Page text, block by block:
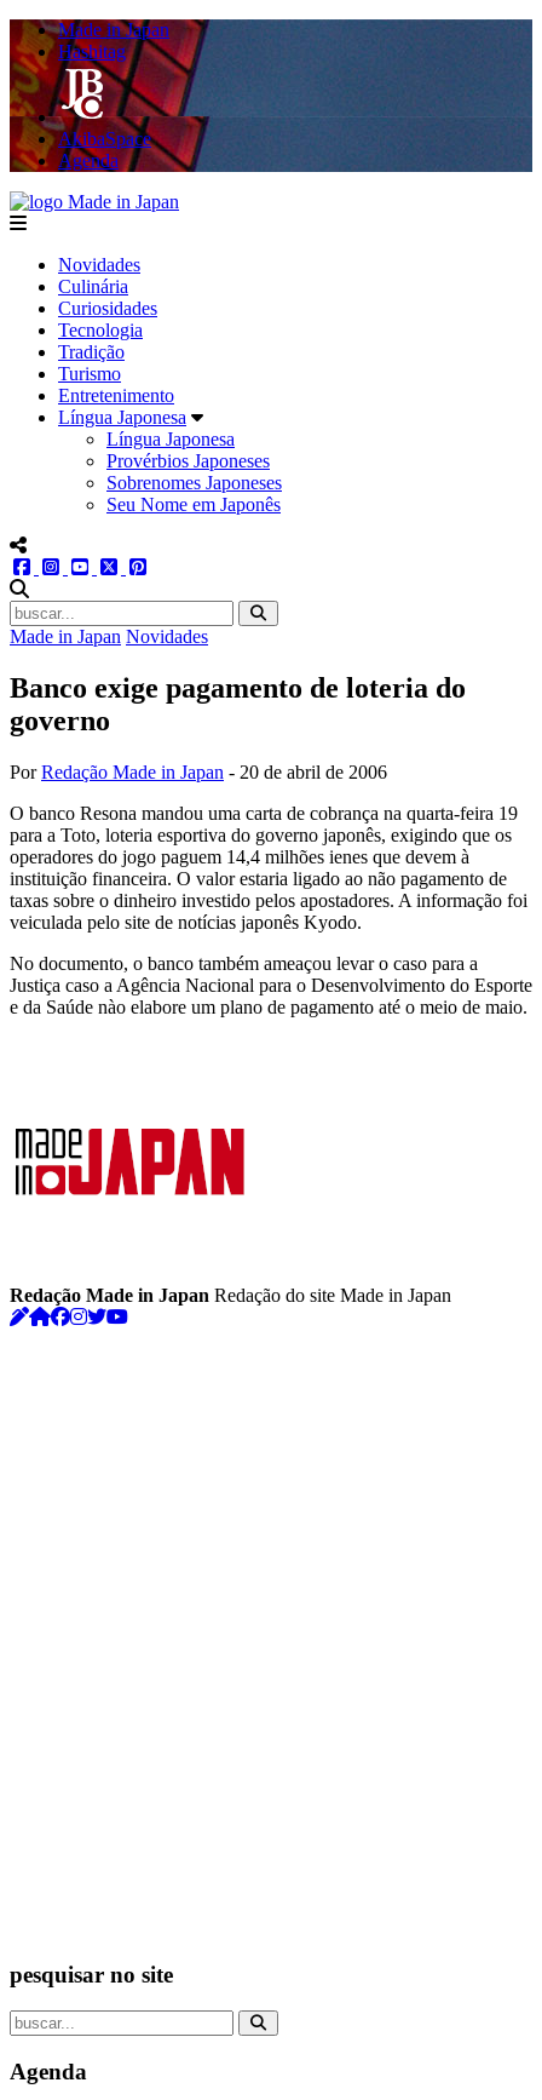
Made in Japan
Hashitag
AkibaSpace
Agenda
menu
Novidades
Culinária
Curiosidades
Tecnologia
Tradição
Turismo
Entretenimento
Língua Japonesa
Língua Japonesa
Provérbios Japoneses
Sobrenomes Japoneses
Seu Nome em Japonês
menu redes social
facebookinstagram
youtube
twitter
Made in Japan Novidades
Banco exige pagamento de loteria do
governo
PorRedação Made in Japan - 20 de abril de 2006
O banco Resona mandou uma carta de cobrança na quarta-feira 19
para a Toto, loteria esportiva do governo japonês, exigindo que os
operadores do jogo paguem 14,4 milhões ienes que devem à
instituição financeira. O valor estaria ligado ao não pagamento de
taxas sobre o dinheiro investido pelos apostadores. A informação foi
veiculada pelo site de notícias japonês Kyodo.
No documento, o banco também ameaçou levar o caso para a
Justiça caso a Agência Nacional para o Desenvolvimento do Esporte
e da Saúde nào elabore um plano de pagamento até o meio de maio.
Redação Made in Japan Redação do site Made in Japan
pesquisar no site
Agenda